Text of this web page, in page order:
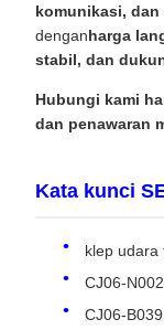
komunikasi,
denganharga
stabil, dan
Hubungi kami
dan penawaran
Kata kunci
klep udara
CJ06-N002
CJ06-B039